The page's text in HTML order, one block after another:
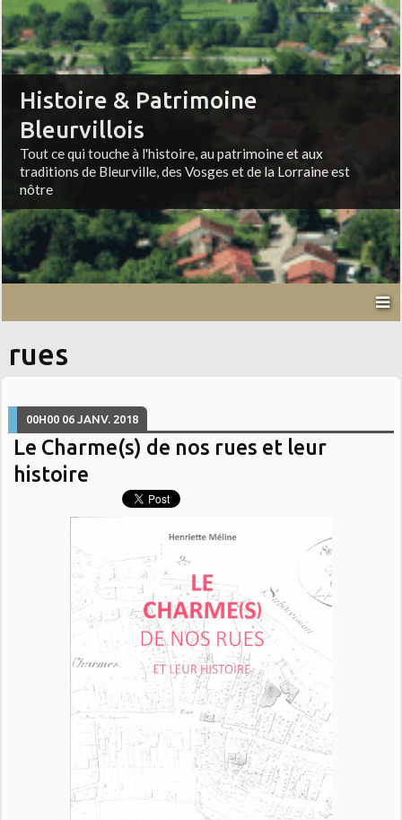
Histoire & Patrimoine
Bleurvillois
Tout ce qui touche à l'histoire, au patrimoine et aux
traditions de Bleurville, des Vosges et de la Lorraine est
nôtre
rues
00H00 06 JANV. 2018
Le Charme(s) de nos rues et leur
histoire